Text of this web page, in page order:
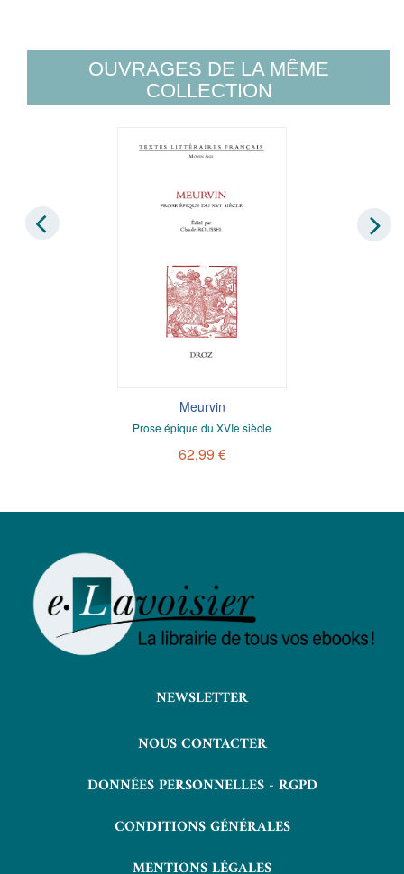
OUVRAGES DE LA MÊME
COLLECTION
Meurvin
Prose épique du XVIe siècle
62,99 €
NEWSLETTER
NOUS CONTACTER
DONNÉES PERSONNELLES - RGPD
CONDITIONS GÉNÉRALES
MENTIONS LÉGALES